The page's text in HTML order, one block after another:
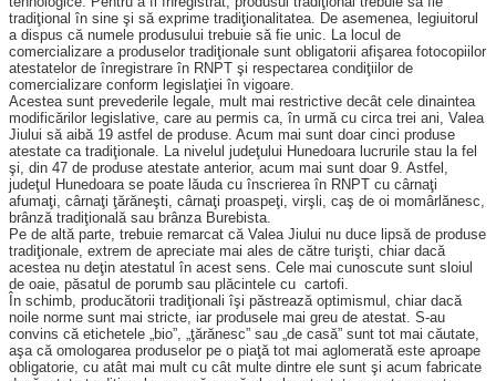
tradiţional în sine şi să exprime tradiţionalitatea. De asemenea, legiuitorul
a dispus că numele produsului trebuie să fie unic. La locul de
comercializare a produselor tradiţionale sunt obligatorii afişarea fotocopiilor
atestatelor de înregistrare în RNPT şi respectarea condiţiilor de
comercializare conform legislaţiei în vigoare.
Acestea sunt prevederile legale, mult mai restrictive decât cele dinaintea
modificărilor legislative, care au permis ca, în urmă cu circa trei ani, Valea
Jiului să aibă 19 astfel de produse. Acum mai sunt doar cinci produse
atestate ca tradiţionale. La nivelul judeţului Hunedoara lucrurile stau la fel
şi, din 47 de produse atestate anterior, acum mai sunt doar 9. Astfel,
judeţul Hunedoara se poate lăuda cu înscrierea în RNPT cu cârnaţi
afumaţi, cârnaţi ţărăneşti, cârnaţi proaspeţi, virşli, caş de oi momârlănesc,
brânză tradiţională sau brânza Burebista.
Pe de altă parte, trebuie remarcat că Valea Jiului nu duce lipsă de produse
tradiţionale, extrem de apreciate mai ales de către turişti, chiar dacă
acestea nu deţin atestatul în acest sens. Cele mai cunoscute sunt sloiul
de oaie, păsatul de porumb sau plăcintele cu cartofi.
În schimb, producătorii tradiţionali îşi păstrează optimismul, chiar dacă
noile norme sunt mai stricte, iar produsele mai greu de atestat. S-au
convins că etichetele „bio”, „ţărănesc” sau „de casă” sunt tot mai căutate,
aşa că omologarea produselor pe o piaţă tot mai aglomerată este aproape
obligatorie, cu atât mai mult cu cât multe dintre ele sunt şi acum fabricate